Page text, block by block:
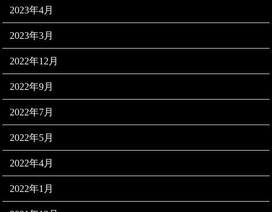
2023年4月
2023年3月
2022年12月
2022年9月
2022年7月
2022年5月
2022年4月
2022年1月